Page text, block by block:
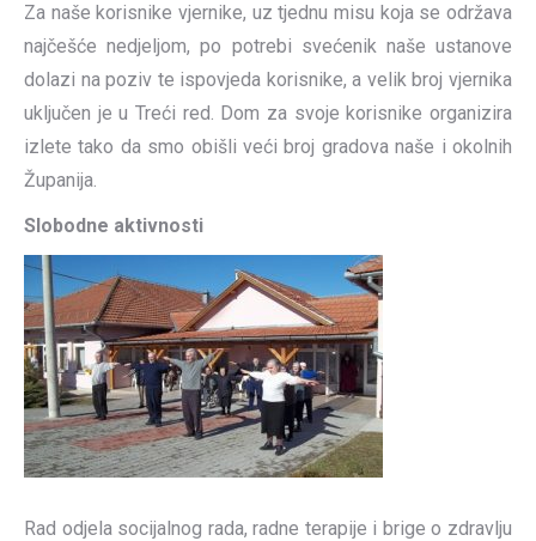
Za naše korisnike vjernike, uz tjednu misu koja se održava
najčešće nedjeljom, po potrebi svećenik naše ustanove
dolazi na poziv te ispovjeda korisnike, a velik broj vjernika
uključen je u Treći red. Dom za svoje korisnike organizira
izlete tako da smo obišli veći broj gradova naše i okolnih
Županija.
Slobodne aktivnosti
Rad odjela socijalnog rada, radne terapije i brige o zdravlju